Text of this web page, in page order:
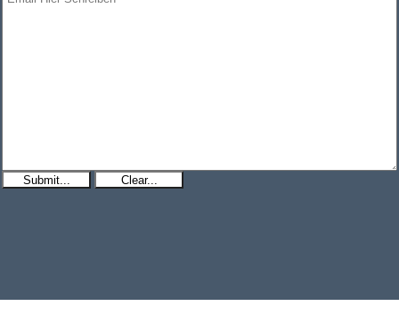
Submit... Clear...